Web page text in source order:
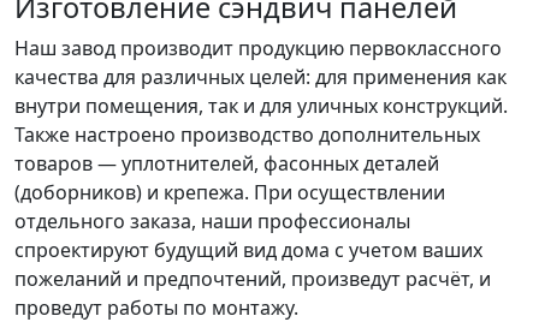
Наш завод производит продукцию первоклассного
качества для различных целей: для применения как
внутри помещения, так и для уличных конструкций.
Также настроено производство дополнительных
товаров — уплотнителей, фасонных деталей
(доборников) и крепежа. При осуществлении
отдельного заказа, наши профессионалы
спроектируют будущий вид дома с учетом ваших
пожеланий и предпочтений, произведут расчёт, и
проведут работы по монтажу.